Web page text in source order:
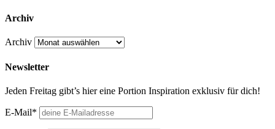
Archiv
Archiv
Newsletter
Jeden Freitag gibt’s hier eine Portion Inspiration exklusiv für dich!
E-Mail*